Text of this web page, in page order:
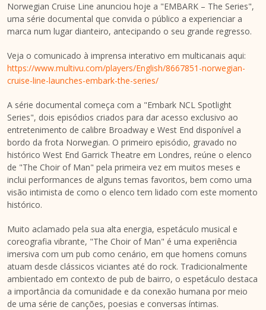
Norwegian Cruise Line anunciou hoje a "EMBARK – The Series",
uma série documental que convida o público a experienciar a
marca num lugar dianteiro, antecipando o seu grande regresso.
Veja o comunicado à imprensa interativo em multicanais aqui:
https://www.multivu.com/players/English/8667851-norwegian-
cruise-line-launches-embark-the-series/
A série documental começa com a "Embark NCL Spotlight
Series", dois episódios criados para dar acesso exclusivo ao
entretenimento de calibre Broadway e West End disponível a
bordo da frota Norwegian. O primeiro episódio, gravado no
histórico West End Garrick Theatre em Londres, reúne o elenco
de "The Choir of Man" pela primeira vez em muitos meses e
inclui performances de alguns temas favoritos, bem como uma
visão intimista de como o elenco tem lidado com este momento
histórico.
Muito aclamado pela sua alta energia, espetáculo musical e
coreografia vibrante, "The Choir of Man" é uma experiência
imersiva com um pub como cenário, em que homens comuns
atuam desde clássicos viciantes até do rock. Tradicionalmente
ambientado em contexto de pub de bairro, o espetáculo destaca
a importância da comunidade e da conexão humana por meio
de uma série de canções, poesias e conversas íntimas.